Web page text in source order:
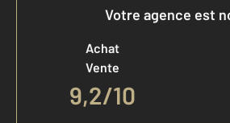
Votre agence est
Achat
Vente
9,2/10